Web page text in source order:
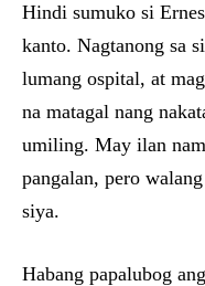
Hindi sumuko si
kanto. Nagtanong sa
lumang ospital, at
na matagal nang
umiling. May ilan
pangalan, pero
siya.
Habang papalubog